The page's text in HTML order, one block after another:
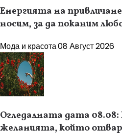
Енергията на
носим, за да поканим
Мода и красота08 Август 2026
Огледалната дата
желанията, който